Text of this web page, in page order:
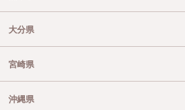
大分県
宮崎県
沖縄県